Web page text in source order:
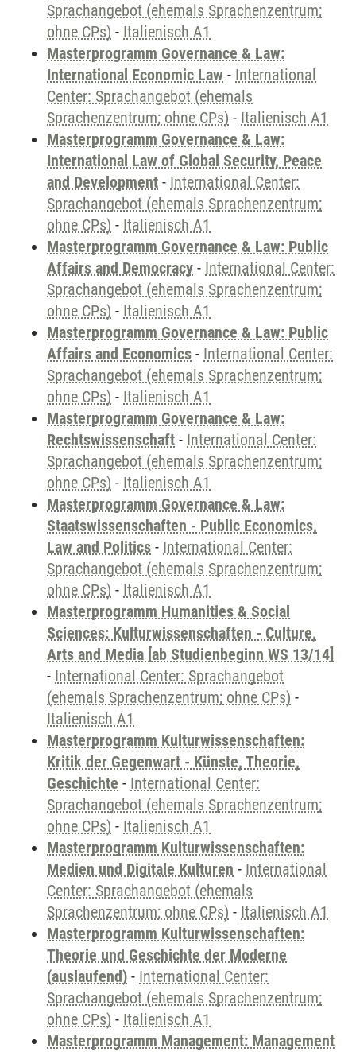
Sprachangebot (ehemals Sprachenzentrum;
ohne CPs) - Italienisch A1
Masterprogramm Governance & Law:
International Economic Law - International
Center: Sprachangebot (ehemals
Sprachenzentrum; ohne CPs) - Italienisch A1
Masterprogramm Governance & Law:
International Law of Global Security, Peace
and Development - International Center:
Sprachangebot (ehemals Sprachenzentrum;
ohne CPs) - Italienisch A1
Masterprogramm Governance & Law: Public
Affairs and Democracy - International Center:
Sprachangebot (ehemals Sprachenzentrum;
ohne CPs) - Italienisch A1
Masterprogramm Governance & Law: Public
Affairs and Economics - International Center:
Sprachangebot (ehemals Sprachenzentrum;
ohne CPs) - Italienisch A1
Masterprogramm Governance & Law:
Rechtswissenschaft - International Center:
Sprachangebot (ehemals Sprachenzentrum;
ohne CPs) - Italienisch A1
Masterprogramm Governance & Law:
Staatswissenschaften - Public Economics,
Law and Politics - International Center:
Sprachangebot (ehemals Sprachenzentrum;
ohne CPs) - Italienisch A1
Masterprogramm Humanities & Social
Sciences: Kulturwissenschaften - Culture,
Arts and Media [ab Studienbeginn WS 13/14]
- International Center: Sprachangebot
(ehemals Sprachenzentrum; ohne CPs) -
Italienisch A1
Masterprogramm Kulturwissenschaften:
Kritik der Gegenwart - Künste, Theorie,
Geschichte - International Center:
Sprachangebot (ehemals Sprachenzentrum;
ohne CPs) - Italienisch A1
Masterprogramm Kulturwissenschaften:
Medien und Digitale Kulturen - International
Center: Sprachangebot (ehemals
Sprachenzentrum; ohne CPs) - Italienisch A1
Masterprogramm Kulturwissenschaften:
Theorie und Geschichte der Moderne
(auslaufend) - International Center:
Sprachangebot (ehemals Sprachenzentrum;
ohne CPs) - Italienisch A1
Masterprogramm Management: Management